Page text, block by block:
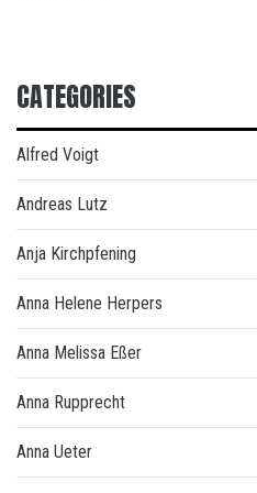
CATEGORIES
Alfred Voigt
Andreas Lutz
Anja Kirchpfening
Anna Helene Herpers
Anna Melissa Eßer
Anna Rupprecht
Anna Ueter